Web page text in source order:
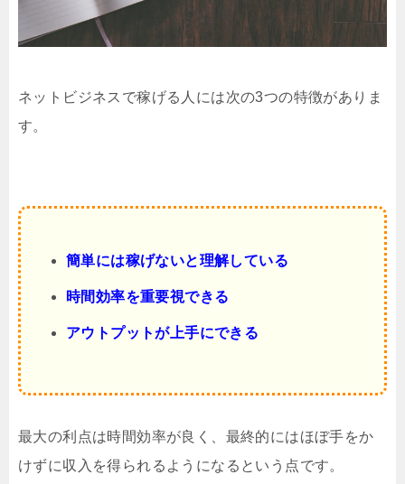
ネットビジネスで稼げる人には次の3つの特徴がありま
す。
簡単には稼げないと理解している
時間効率を重要視できる
アウトプットが上手にできる
最大の利点は時間効率が良く、最終的にはほぼ手をか
けずに収入を得られるようになるという点です。